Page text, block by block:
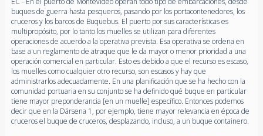
buques de guerra hasta pesqueros, pasando por los portacontenedores, los
cruceros y los barcos de Buquebus. El puerto por sus características es
multipropósito, por lo tanto los muelles se utilizan para diferentes
operaciones de acuerdo a la operativa prevista. Esa operativa se ordena en
base a un reglamento de atraque que le da mayor o menor prioridad a una
operación comercial en particular. Esto es debido a que el recurso es escaso,
los muelles como cualquier otro recurso, son escasos y hay que
administrarlos adecuadamente. En una planificación que se ha hecho con la
comunidad portuaria en su conjunto se ha definido qué buque en particular
tiene mayor preponderancia [en un muelle] específico. Entonces podemos
decir que en la Dársena 1, por ejemplo, tiene mayor relevancia en época de
cruceros el buque de cruceros, desplazando, incluso, a un buque containero.